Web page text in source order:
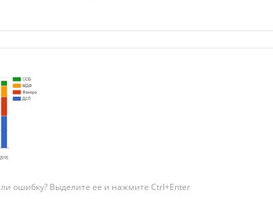
ошибку? Выделите ее и нажмите Ctrl+Enter